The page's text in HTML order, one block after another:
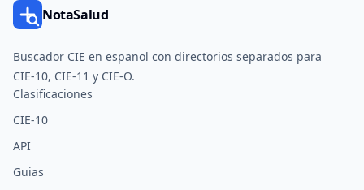
NotaSalud
Buscador CIE en espanol con directorios separados para
CIE-10, CIE-11 y CIE-O.
Clasificaciones
CIE-10
API
Guias